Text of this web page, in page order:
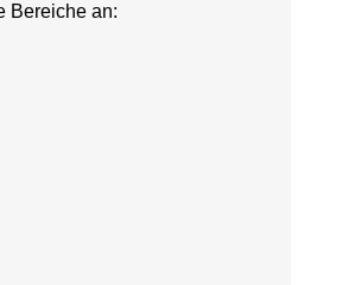
Bereiche an: